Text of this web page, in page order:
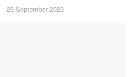
23 September 2023